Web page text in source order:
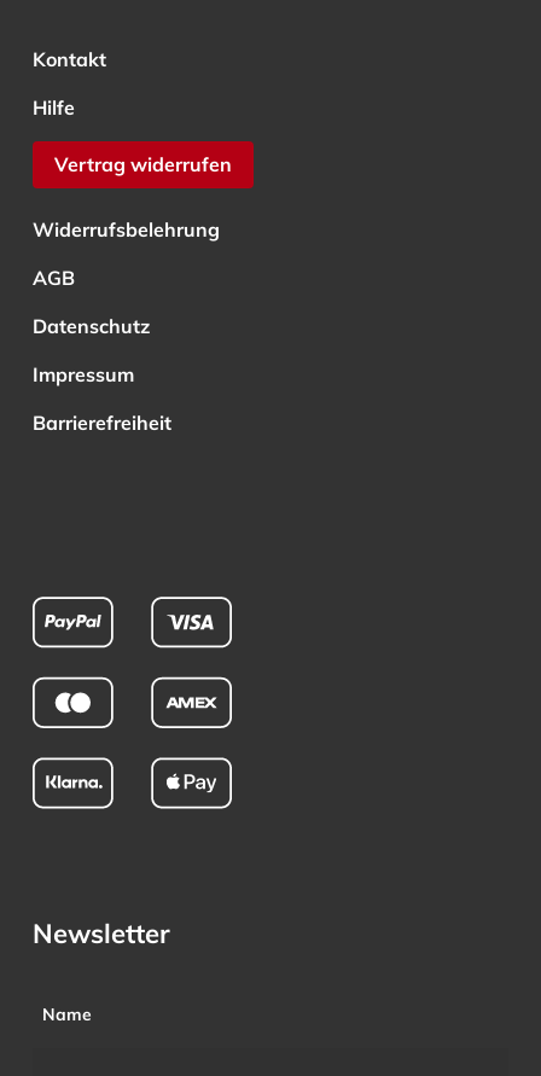
Kontakt
Hilfe
Vertrag widerrufen
Widerrufsbelehrung
AGB
Datenschutz
Impressum
Barrierefreiheit
Newsletter
Name